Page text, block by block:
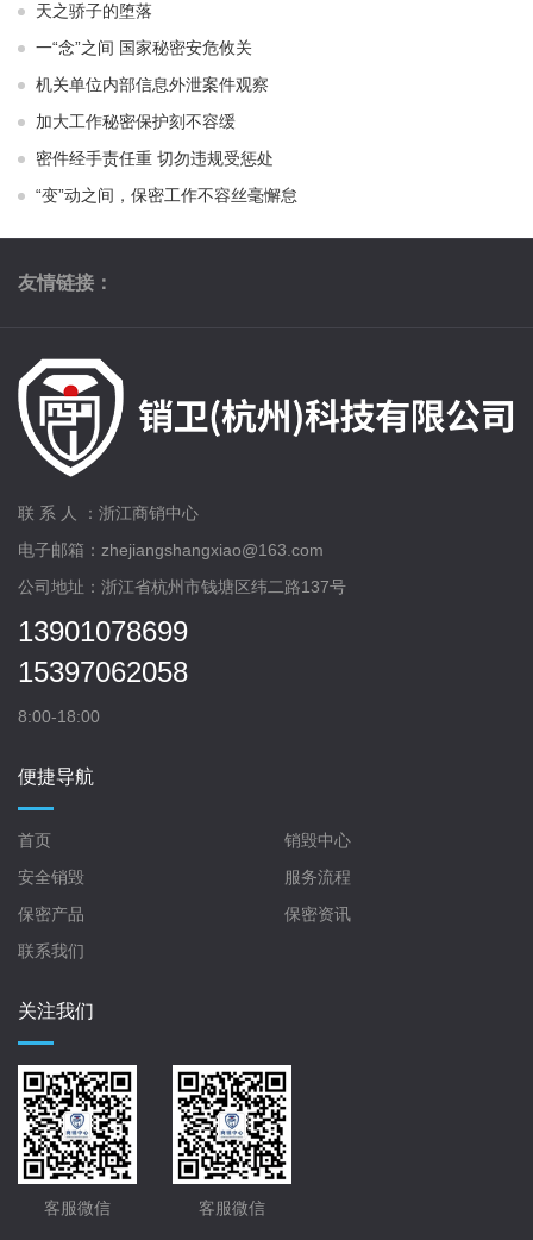
天之骄子的堕落
一“念”之间 国家秘密安危攸关
机关单位内部信息外泄案件观察
加大工作秘密保护刻不容缓
密件经手责任重 切勿违规受惩处
“变”动之间，保密工作不容丝毫懈怠
友情链接：
联 系 人 ：浙江商销中心
电子邮箱：zhejiangshangxiao@163.com
公司地址：浙江省杭州市钱塘区纬二路137号
13901078699
15397062058
8:00-18:00
便捷导航
首页
销毁中心
安全销毁
服务流程
保密产品
保密资讯
联系我们
关注我们
客服微信 客服微信